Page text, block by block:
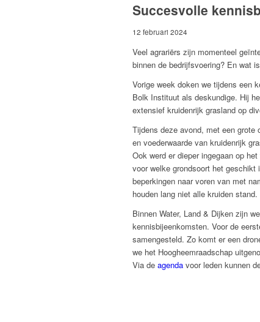
Succesvolle
12 februari 2024
Veel agrariërs zijn momenteel
binnen de bedrijfsvoering? En wat
Vorige week doken we tijdens een
Bolk Instituut als deskundige. Hij
extensief kruidenrijk grasland op
Tijdens deze avond, met een grote
en voederwaarde van kruidenrijk
Ook werd er dieper ingegaan op
voor welke grondsoort het
beperkingen naar voren van met
houden lang niet alle kruiden stand.
Binnen Water, Land & Dijken zijn
kennisbijeenkomsten. Voor de
samengesteld. Zo komt er een
we het Hoogheemraadschap
Via de agenda voor leden kunnen